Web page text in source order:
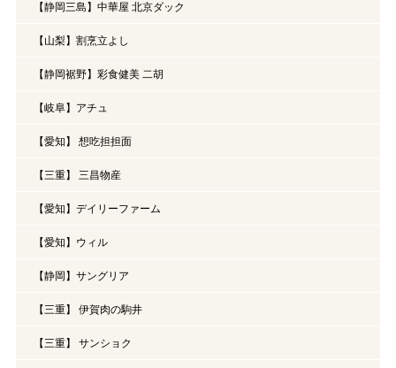
【静岡三島】中華屋 北京ダック
【山梨】割烹立よし
【静岡裾野】彩食健美 二胡
【岐阜】アチュ
【愛知】 想吃担担面
【三重】 三昌物産
【愛知】デイリーファーム
【愛知】ウィル
【静岡】サングリア
【三重】 伊賀肉の駒井
【三重】 サンショク